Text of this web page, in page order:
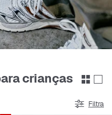
crianças
Filtra